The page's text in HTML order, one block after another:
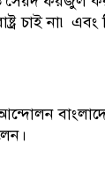
চাই না৷ এবং